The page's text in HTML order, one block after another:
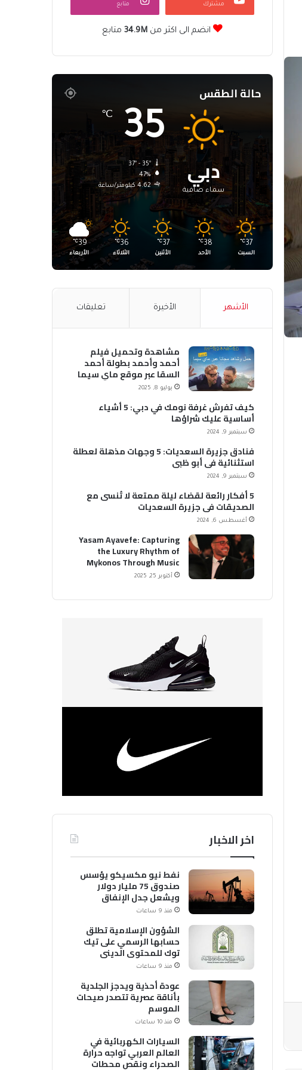
مشترك متابع
انضم الى اكثر من34.9M متابع
حالة الطقس
دبي
سماء صافية
35
℃
37º - 35º
47%
4.62 كيلومتر/ساعة
37
℃
السبت
38
℃
الأحد
37
℃
الأثنين
36
℃
الثلاثاء
39
℃
الأربعاء
الأشهر الأخيرة تعليقات
مشاهدة وتحميل فيلم
أحمد وأحمد بطولة أحمد
السقا عبر موقع ماي سيما
MyCima (وي سيما WeCima)
يوليو 8, 2025
كيف تفرش غرفة نومك في دبي: 5 أشياء
أساسية عليك شراؤها
سبتمبر 9, 2024
فنادق جزيرة السعديات: 5 وجهات مذهلة لعطلة
استثنائية في أبو ظبي
سبتمبر 9, 2024
5 أفكار رائعة لقضاء ليلة ممتعة لا تُنسى مع
الصديقات في جزيرة السعديات
أغسطس 6, 2024
Yasam Ayavefe: Capturing
the Luxury Rhythm of
Mykonos Through Music
أكتوبر 25, 2025
اخر الاخبار
نفط نيو مكسيكو يؤسس
صندوق 75 مليار دولار
ويشعل جدل الإنفاق
منذ 9 ساعات
الشؤون الإسلامية تطلق
حسابها الرسمي على تيك
توك للمحتوى الديني
منذ 9 ساعات
عودة أحذية ويدجز الجلدية
بأناقة عصرية تتصدر صيحات
الموسم
منذ 10 ساعات
السيارات الكهربائية في
العالم العربي تواجه حرارة
الصحراء ونقص محطات